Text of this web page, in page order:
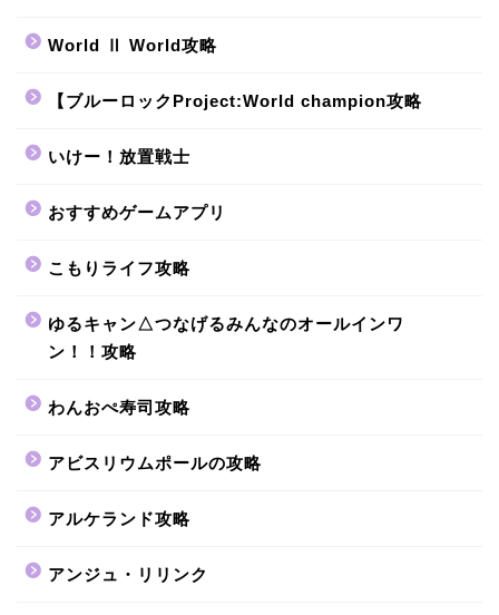
World Ⅱ World攻略
【ブルーロックProject:World champion攻略
いけー！放置戦士
おすすめゲームアプリ
こもりライフ攻略
ゆるキャン△つなげるみんなのオールインワ
ン！！攻略
わんおぺ寿司攻略
アビスリウムポールの攻略
アルケランド攻略
アンジュ・リリンク